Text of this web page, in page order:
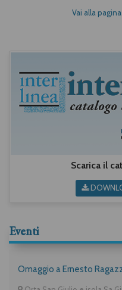
Vai alla
Scarica il
Eventi
Omaggio a Ernesto